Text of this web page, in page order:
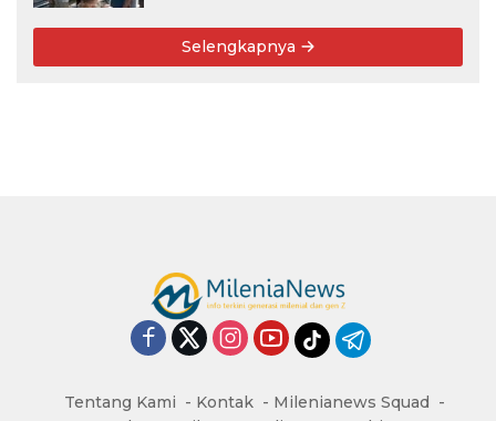
Selengkapnya
Tentang Kami Kontak
Milenianews Squad